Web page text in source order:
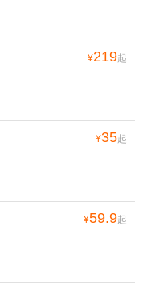
¥219起
¥35起
¥59.9起